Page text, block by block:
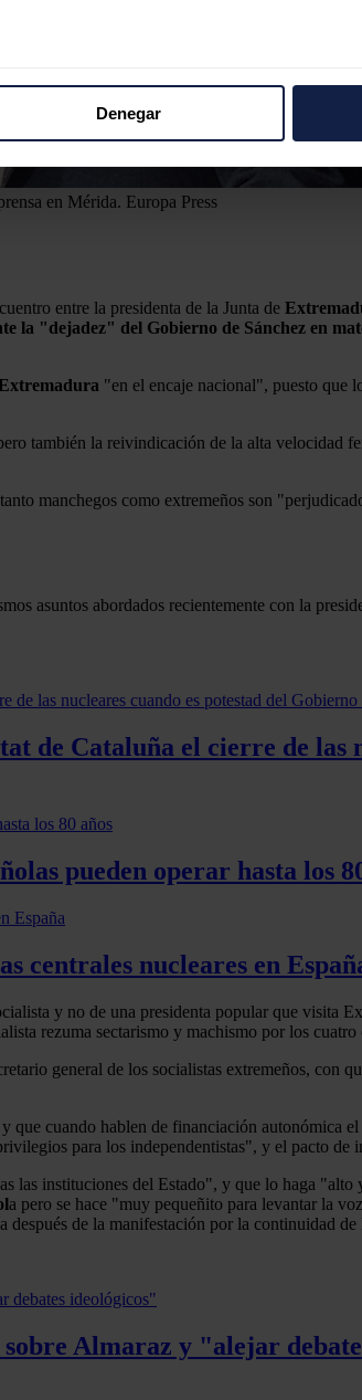
el contenido y los anuncios,
Denegar
en Mérida. Europa Press
entre la presidenta de la Junta de
la "dejadez" del Gobierno de Sánchez en
"en el encaje nacional", puesto que
también la reivindicación de la alta velocidad
manchegos como extremeños son
asuntos abordados recientemente con la
de Cataluña el cierre de las
pueden operar hasta los
centrales nucleares en
y no de una presidenta popular que visita
rezuma sectarismo y machismo por los cuatro
general de los socialistas extremeños, con
cuando hablen de financiación autonómica
para los independentistas", y el pacto de
las instituciones del Estado", y que lo haga
a pero se hace "muy pequeñito para levantar la
de la manifestación por la continuidad de
Almaraz y "alejar